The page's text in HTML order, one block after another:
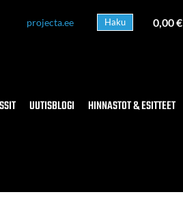
projecta.ee Haku 0,00€
UUTISBLOGI HINNASTOT & ESITTEET